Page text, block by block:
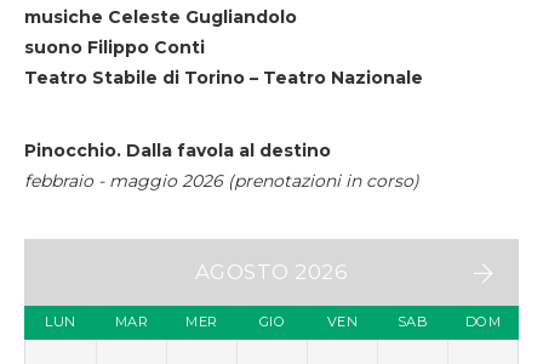
musiche Celeste Gugliandolo
suono Filippo Conti
Teatro Stabile di Torino – Teatro Nazionale
Pinocchio. Dalla favola al destino
febbraio - maggio 2026 (prenotazioni in corso)
AGOSTO 2026
LUN MAR MER GIO VEN SAB DOM